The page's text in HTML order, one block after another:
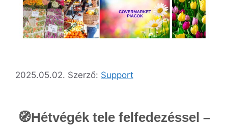
2025.05.02. Szerző: Support
🧭Hétvégék tele felfedezéssel –